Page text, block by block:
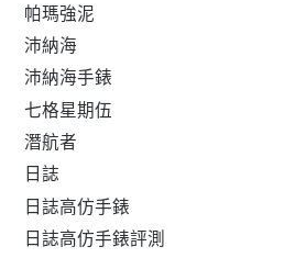
帕瑪強泥
沛納海
沛納海手錶
七格星期伍
潛航者
日誌
日誌高仿手錶
日誌高仿手錶評測